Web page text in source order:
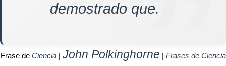
demostrado que.
Frase de Ciencia | John Polkinghorne | Frases de Ciencia